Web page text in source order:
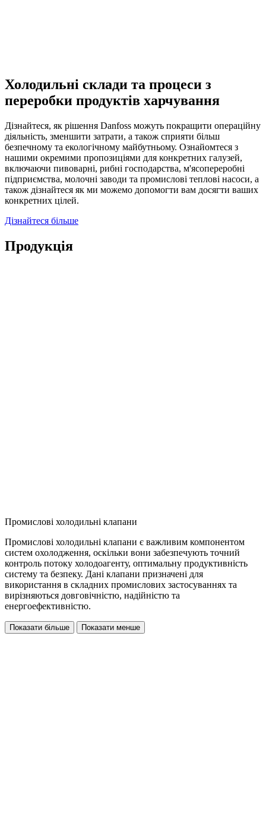
Холодильні склади та процеси з
переробки продуктів харчування
Дізнайтеся, як рішення Danfoss можуть покращити операційну
діяльність, зменшити затрати, а також сприяти більш
безпечному та екологічному майбутньому. Ознайомтеся з
нашими окремими пропозиціями для конкретних галузей,
включаючи пивоварні, рибні господарства, м'ясопереробні
підприємства, молочні заводи та промислові теплові насоси, а
також дізнайтеся як ми можемо допомогти вам досягти ваших
конкретних цілей.
Дізнайтеся більше
Продукція
Промислові холодильні клапани
Промислові холодильні клапани є важливим компонентом
систем охолодження, оскільки вони забезпечують точний
контроль потоку холодоагенту, оптимальну продуктивність
систему та безпеку. Дані клапани призначені для
використання в складних промислових застосуваннях та
вирізняються довговічністю, надійністю та
енергоефективністю.
Показати більше Показати менше